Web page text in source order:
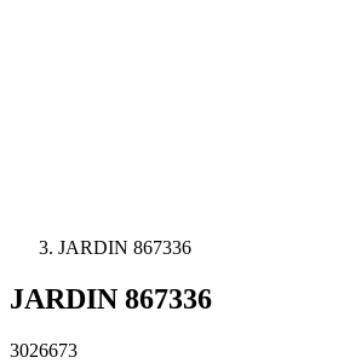
JARDIN 867336
JARDIN 867336
3026673